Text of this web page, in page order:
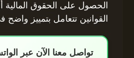
الحصول على الحقوق المالية
القوانين تتعامل بتمييز
تواصل معنا الآن عبر